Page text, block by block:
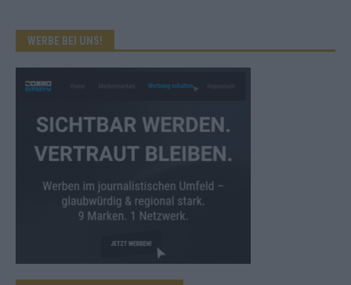
WERBE BEI UNS!